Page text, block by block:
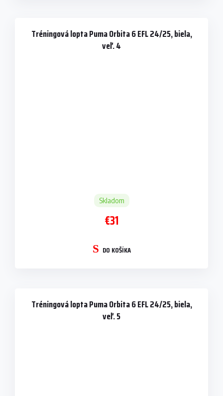
Tréningová lopta Puma Orbita 6 EFL 24/25, biela,
veľ. 4
Skladom
€31
DO KOŠÍKA
Tréningová lopta Puma Orbita 6 EFL 24/25, biela,
veľ. 5